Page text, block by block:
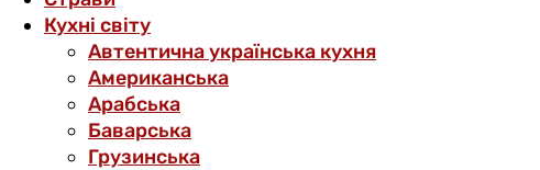
Кухні світу
Автентична українська кухня
Американська
Арабська
Баварська
Грузинська